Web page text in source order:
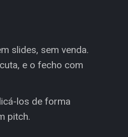
slides, sem venda.
e o fecho com
los de forma
pitch.